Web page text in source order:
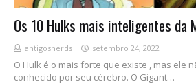
Os 10 Hulks mais inteligentes da
antigosnerds setembro 24, 2022
O Hulk é o mais forte que existe , mas ele
conhecido por seu cérebro. O Gigant…